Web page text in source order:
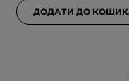
ДОДАТИ ДО